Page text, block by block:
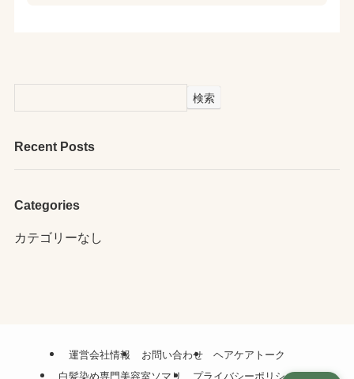
検索
Recent Posts
Categories
カテゴリーなし
運営会社情報 お問い合わせ
ヘアケアトーク
白髪染め専門美容室ソマリ
プライバシーポリシー